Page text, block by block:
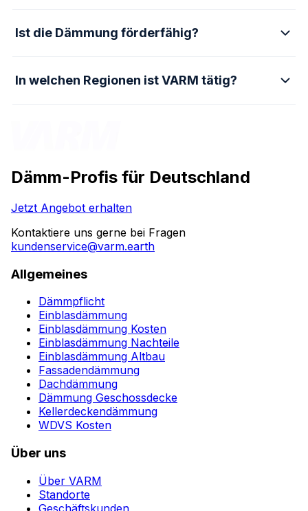
Ist die Dämmung förderfähig?
In welchen Regionen ist VARM tätig?
Dämm-Profis für Deutschland
Jetzt Angebot erhalten
Kontaktiere uns gerne bei Fragen
kundenservice@varm.earth
Allgemeines
Dämmpflicht
Einblasdämmung
Einblasdämmung Kosten
Einblasdämmung Nachteile
Einblasdämmung Altbau
Fassadendämmung
Dachdämmung
Dämmung Geschossdecke
Kellerdeckendämmung
WDVS Kosten
Über uns
Über VARM
Standorte
Geschäftskunden